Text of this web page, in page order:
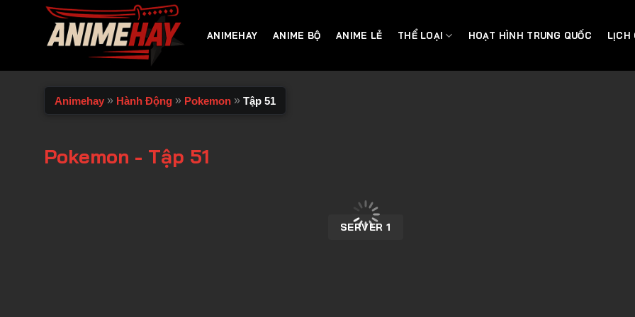
ANIMEHAY ANIME BỘ ANIME LẺ THỂ LOẠI HOẠT HÌNH TRUNG QUỐC LỊCH
Animehay » Hành Động » Pokemon » Tập 51
Pokemon - Tập 51
SERVER 1